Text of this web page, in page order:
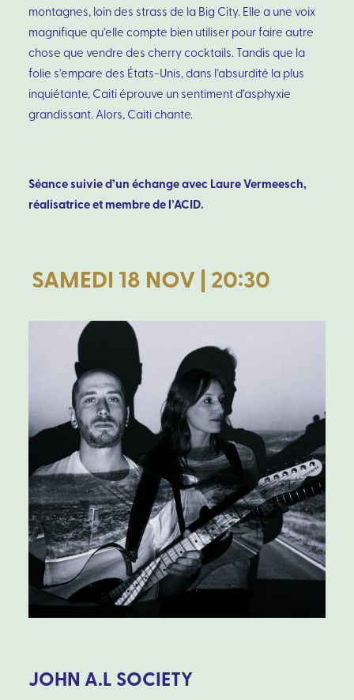
montagnes, loin des strass de la Big City. Elle a une voix
magnifique qu’elle compte bien utiliser pour faire autre
chose que vendre des cherry cocktails. Tandis que la
folie s’empare des États-Unis, dans l’absurdité la plus
inquiétante, Caiti éprouve un sentiment d’asphyxie
grandissant. Alors, Caiti chante.
Séance suivie d’un échange avec Laure Vermeesch,
réalisatrice et membre de l’ACID.
SAMEDI 18 NOV | 20:30
JOHN A.L SOCIETY